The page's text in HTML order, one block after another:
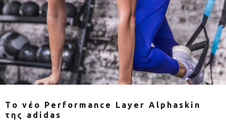
Τo νέο Performance Layer Alphaskin
της adidas